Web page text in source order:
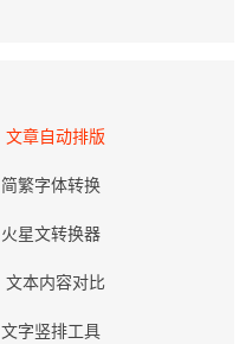
文章自动排版
简繁字体转换
火星文转换器
文本内容对比
文字竖排工具